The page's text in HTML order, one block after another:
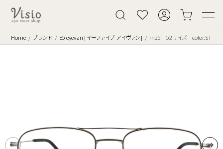
Home ブランド E5 eyevan [イーファイブ アイヴァン] m25 52サイズ color.ST